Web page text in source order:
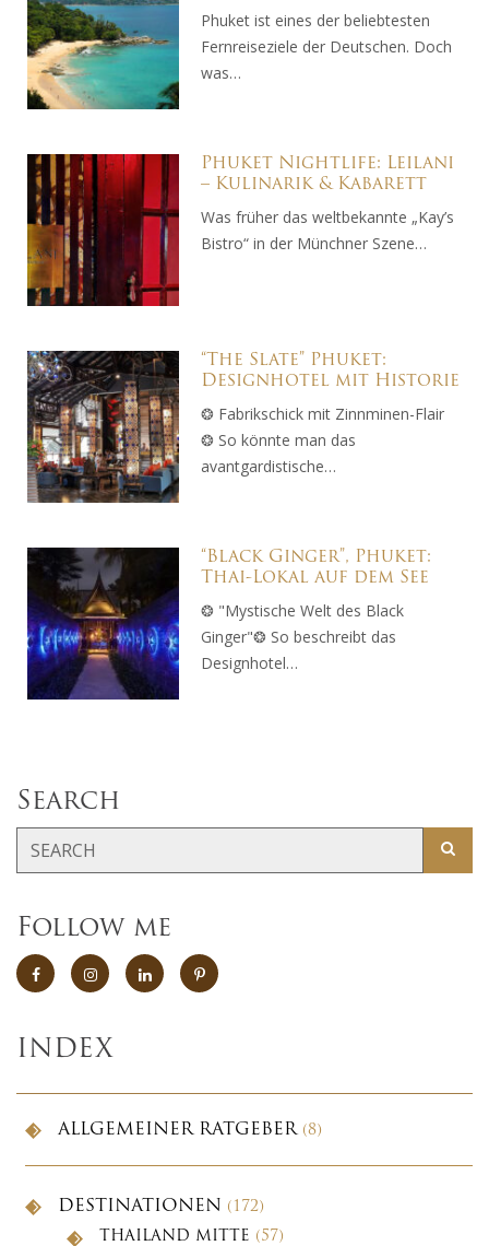
Phuket ist eines der beliebtesten
Fernreiseziele der Deutschen. Doch
was…
Phuket Nightlife: Leilani
– Kulinarik & Kabarett
Was früher das weltbekannte „Kay’s
Bistro“ in der Münchner Szene…
“The Slate” Phuket:
Designhotel mit Historie
❂ Fabrikschick mit Zinnminen-Flair
❂ So könnte man das
avantgardistische…
“Black Ginger”, Phuket:
Thai-Lokal auf dem See
❂ "Mystische Welt des Black
Ginger"❂ So beschreibt das
Designhotel…
Search
Follow me
INDEX
ALLGEMEINER RATGEBER(8)
DESTINATIONEN (172)
THAILAND MITTE (57)